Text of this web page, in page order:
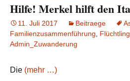
Hilfe! Merkel hilft den
11. Juli 2017 Beitraege
Familienzusammenführung,
Admin_Zuwanderung
Die (mehr …)